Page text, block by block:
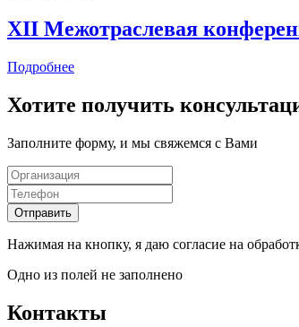
XII Межотраслевая
Подробнее
Хотите получить
Заполните форму, и мы свяжемся с Вами
Отправить
Нажимая на кнопку, я даю согласие на
Одно из полей не заполнено
Контакты